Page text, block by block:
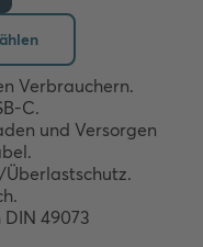
Verbrauchern.
C.
und Versorgen
Überlastschutz.
49073